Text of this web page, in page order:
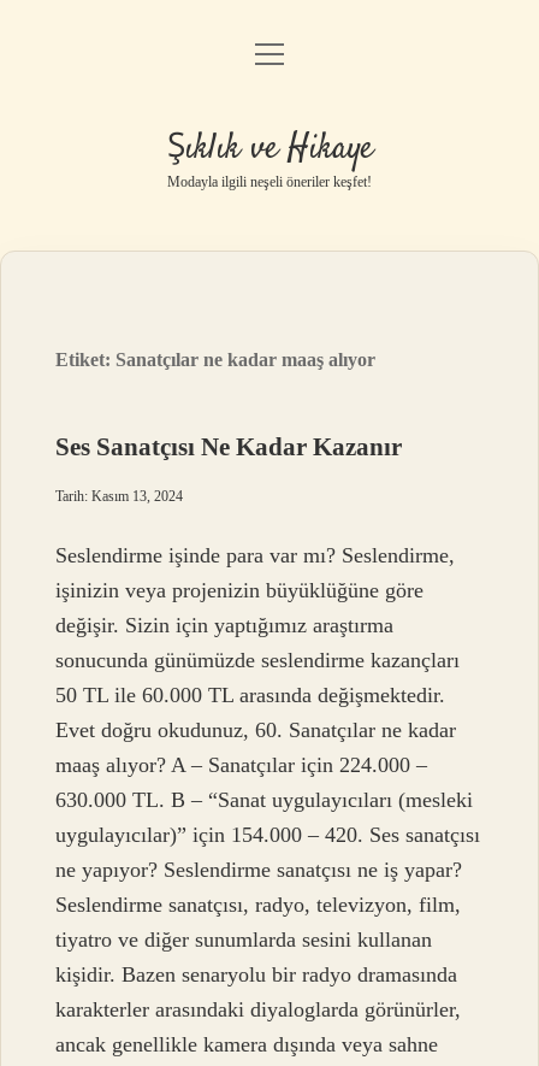
Gizlilik Politikası
Yasal Uyarı
menüyü
Şıklık ve Hikaye
Modayla ilgili neşeli öneriler keşfet!
Etiket: Sanatçılar ne kadar maaş alıyor
Ses Sanatçısı Ne Kadar Kazanır
Tarih: Kasım 13, 2024
Seslendirme işinde para var mı? Seslendirme,
işinizin veya projenizin büyüklüğüne göre
değişir. Sizin için yaptığımız araştırma
sonucunda günümüzde seslendirme kazançları
50 TL ile 60.000 TL arasında değişmektedir.
Evet doğru okudunuz, 60. Sanatçılar ne kadar
maaş alıyor? A – Sanatçılar için 224.000 –
630.000 TL. B – “Sanat uygulayıcıları (mesleki
uygulayıcılar)” için 154.000 – 420. Ses sanatçısı
ne yapıyor? Seslendirme sanatçısı ne iş yapar?
Seslendirme sanatçısı, radyo, televizyon, film,
tiyatro ve diğer sunumlarda sesini kullanan
kişidir. Bazen senaryolu bir radyo dramasında
karakterler arasındaki diyaloglarda görünürler,
ancak genellikle kamera dışında veya sahne